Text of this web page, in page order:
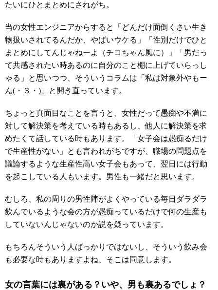
たいにひとまとめにされがち。
当の女性エンジニアからすると「どんだけ面倒くさい生き
物扱いされてるんだか、やばいウケる」「性別だけでひと
まとめにしてんじゃねーよ（チコちゃん風に）」「男だっ
て共感されたい時あるのに自分のこと棚に上げていらっし
ゃる」と思いつつ、そういうコラムは「私は対象外やもー
ん(・３・)」と開き直っています。
ちょっと真面目なことを言うと、女性だって愚痴や不満に
対して解決策を考えている時もあるし、他人に解決策を求
めたくて話している時もあります。「女子会は愚痴るだけ
で生産性がない」とも言われがちですが、職場の問題点を
議論するような生産性高い女子会もあって、翌日には行動
を起こしている人もいます。男性も一緒だと思います。
むしろ、私の周りの男性陣がよくやっている毎日ダラダラ
飲んでいるような会の方が愚痴っているだけで何の生産も
していないんじゃないのか説を疑っています。
もちろんそういう人ばっかりではないし、そういう飲み会
も必要な時もありますよね、そこは同意します。
女の言葉には裏がある？いや、男も裏あるでしょ？